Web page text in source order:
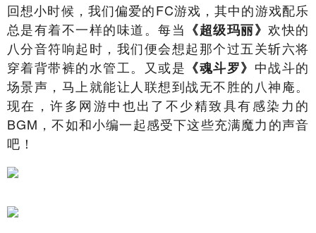
回想小时候，我们偏爱的FC游戏，其中的游戏配乐
总是有着不一样的味道。每当 《超级玛丽》欢快的
八分音符响起时，我们便会想起那个过五关斩六将
穿着背带裤的水管工。又或是 《魂斗罗》 中战斗的
场景声，马上就能让人联想到战无不胜的八神庵。
现在，许多网游中也出了不少精致具有感染力的
BGM，不如和小编一起感受下这些充满魔力的声音
吧！